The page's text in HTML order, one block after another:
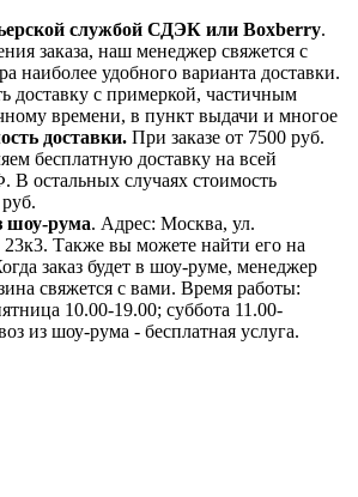
службой СДЭК или Boxberry.
заказа, наш менеджер свяжется с
наиболее удобного варианта доставки.
доставку с примеркой, частичным
времени, в пункт выдачи и многое
доставки. При заказе от 7500 руб.
бесплатную доставку на всей
В остальных случаях стоимость
шоу-рума. Адрес: Москва, ул.
23к3. Также вы можете найти его на
заказ будет в шоу-руме, менеджер
свяжется с вами. Время работы:
10.00-19.00; суббота 11.00-
из шоу-рума - бесплатная услуга.